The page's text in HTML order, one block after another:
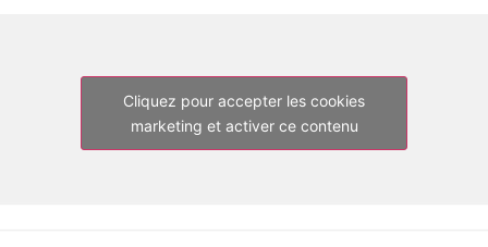
Cliquez pour accepter les cookies
marketing et activer ce contenu